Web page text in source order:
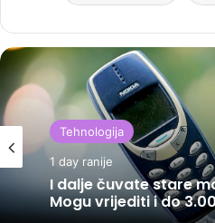
Tehnologija
1 day ranije
I dalje čuvate stare
Mogu vrijediti i do